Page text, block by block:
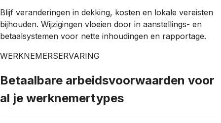
Blijf veranderingen in dekking, kosten en lokale vereisten
bijhouden. Wijzigingen vloeien door in aanstellings- en
betaalsystemen voor nette inhoudingen en rapportage.
WERKNEMERSERVARING
Betaalbare arbeidsvoorwaarden voor
al je werknemertypes